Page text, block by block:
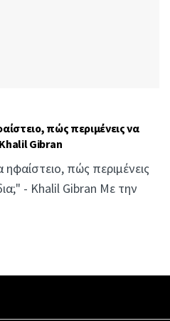
πώς περιμένεις να
Gibran
ηφαίστειο, πώς περιμένεις
- Khalil Gibran Με την